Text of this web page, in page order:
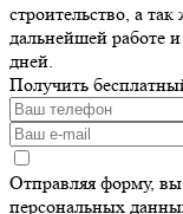
строительство, а
дальнейшей работе
дней.
Получить
Отправляя форму, вы
персональных